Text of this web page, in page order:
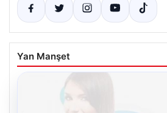
Yan Manşet